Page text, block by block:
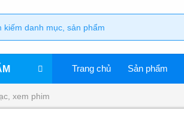
Trang chủ Sản phẩm
xem phim